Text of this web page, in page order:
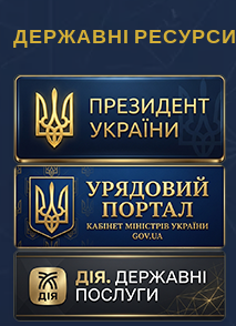
ДЕРЖАВНІ РЕСУРСИ